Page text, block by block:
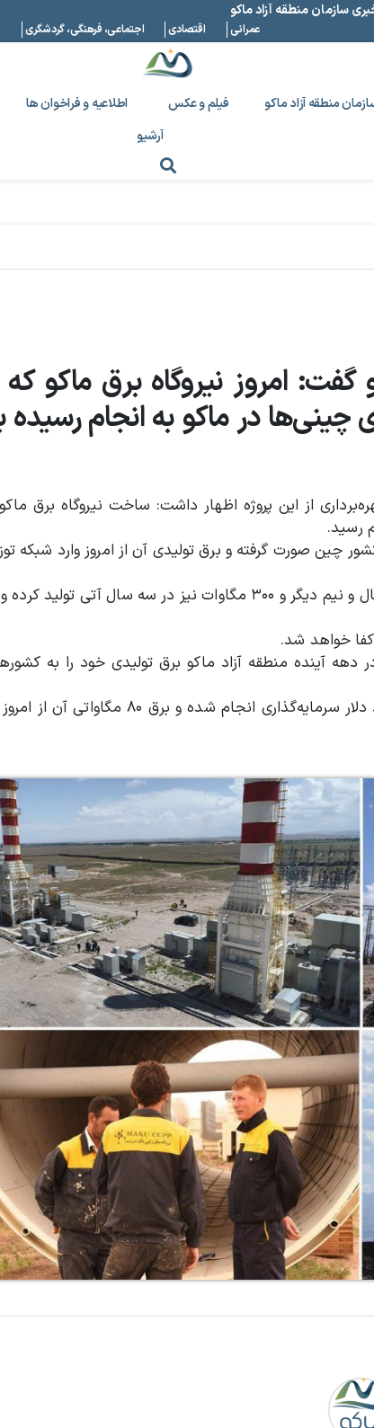
سازمان منطقه آزاد ماکو
عمرانی اقتصادی اجتماعی، فرهنگی، گردشگری
منطقه آزاد ماکو فیلم و عکس اطلاعیه و فراخوان ها
آرشیو
امروز نیروگاه برق ماکو که
۷۰ درصدی چینی‌ها در ماکو به انجام
از این پروژه اظهار داشت: ساخت نیروگاه برق
کشور چین صورت گرفته و برق تولیدی آن از امروز وارد شبکه
سلیمانی تصریح کرد: نیروگاه برق ماکو ۲۰۰ مگاوات تا یک سال و نیم دیگر و ۳۰۰ مگاوات نیز در سه سال آتی تولید
آینده منطقه آزاد ماکو برق تولیدی خود را به
به گفته وی برای راه اندازی این نیروگاه افزون بر یک میلیارد دلار سرمایه‌گذاری انجام شده و برق ۸۰